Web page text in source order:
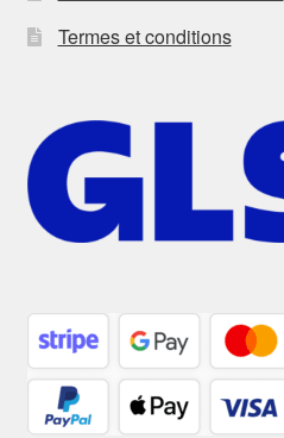
Termes et conditions